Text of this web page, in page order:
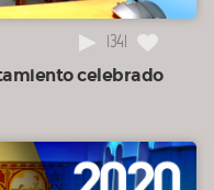
1341
celebrado